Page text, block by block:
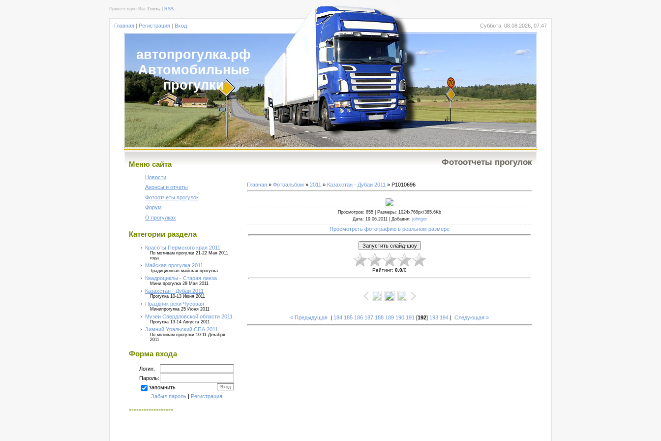
Приветствую Вас Гость RSS
Главная | Регистрация | Вход Суббота, 08.08.2026, 07:47
автопрогулка.рф
Автомобильные
прогулки
Меню сайта
Новости
Анонсы и отчеты
Фотоотчеты прогулок
Форум
О прогулках
Категории раздела
Красоты Пермского края 2011
По мотивам прогулки 21-22 Мая 2011
года
Майская прогулка 2011
Традиционная майская прогулка
Квадроциклы - Старая линза
Мини прогулка 28 Мая 2011
Казахстан - Дубаи 2011
Прогулка 10-13 Июня 2011
Праздник реки Чусовая
Минипрогулка 25 Июня 2011
Музеи Свердловской области 2011
Прогулка 13-14 Августа 2011
Зимний Уральский СПА 2011
По мотивам прогулки 10-11 Декабря
2011
Форма входа
Логин:
Пароль:
запомнить
Забыл пароль | Регистрация
------------------
Фотоотчеты прогулок
Главная » Фотоальбом » 2011 » Казахстан - Дубаи 2011 » P1010696
Просмотров: 855 | Размеры: 1024x768px/385.6Kb
Дата: 19.06.2011 | Добавил: johngor
Просмотреть фотографию в реальном размере
Рейтинг: 0.0/0
« Предыдущая | 184 185 186 187 188 189 190 191 [192] 193 194 | Следующая »